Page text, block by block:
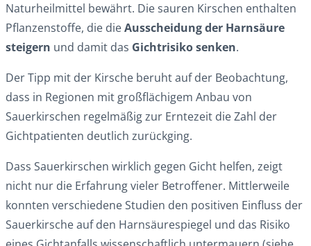
Naturheilmittel bewährt. Die sauren Kirschen enthalten
Pflanzenstoffe, die dieAusscheidung der Harnsäure
steigern und damit das Gichtrisiko senken.
Der Tipp mit der Kirsche beruht auf der Beobachtung,
dass in Regionen mit großflächigem Anbau von
Sauerkirschen regelmäßig zur Erntezeit die Zahl der
Gichtpatienten deutlich zurückging.
Dass Sauerkirschen wirklich gegen Gicht helfen, zeigt
nicht nur die Erfahrung vieler Betroffener. Mittlerweile
konnten verschiedene Studien den positiven Einfluss der
Sauerkirsche auf den Harnsäurespiegel und das Risiko